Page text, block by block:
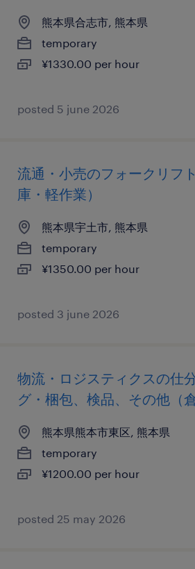
熊本県合志市, 熊本県
temporary
¥1330.00 per hour
posted 5 june 2026
流通・小売のフォークリフ
庫・軽作業）
熊本県宇土市, 熊本県
temporary
¥1350.00 per hour
posted 3 june 2026
物流・ロジスティクスの仕
グ・梱包、検品、その他（
熊本県熊本市東区, 熊本県
temporary
¥1200.00 per hour
posted 25 may 2026